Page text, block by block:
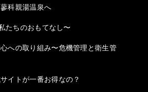
科親湯温泉へ
たちのおもてなし〜
への取り組み〜危機管理と衛生管
イトが一番お得なの？